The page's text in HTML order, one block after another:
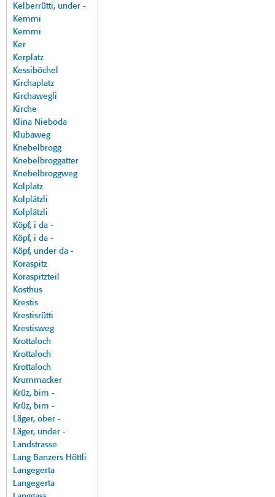
Kelberrütti, under -
Kemmi
Kemmi
Ker
Kerplatz
Kessiböchel
Kirchaplatz
Kirchawegli
Kirche
Klina Nieboda
Klubaweg
Knebelbrogg
Knebelbroggatter
Knebelbroggweg
Kolplatz
Kolplätzli
Kolplätzli
Köpf, i da -
Köpf, i da -
Köpf, under da -
Koraspitz
Koraspitzteil
Kosthus
Krestis
Krestisrütti
Krestisweg
Krottaloch
Krottaloch
Krottaloch
Krummacker
Krüz, bim -
Krüz, bim -
Läger, ober -
Läger, under -
Landstrasse
Lang Banzers Höttli
Langegerta
Langegerta